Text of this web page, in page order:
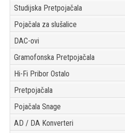
Studijska Pretpojačala
Pojačala za slušalice
DAC-ovi
Gramofonska Pretpojačala
Hi-Fi Pribor Ostalo
Pretpojačala
Pojačala Snage
AD / DA Konverteri